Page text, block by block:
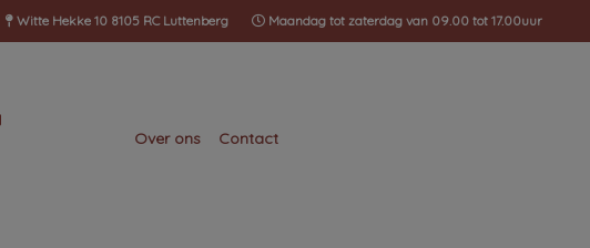
Witte Hekke 10 8105 RC Luttenberg Maandag tot zaterdag van 09.00 tot 17.00uur
Over ons Contact